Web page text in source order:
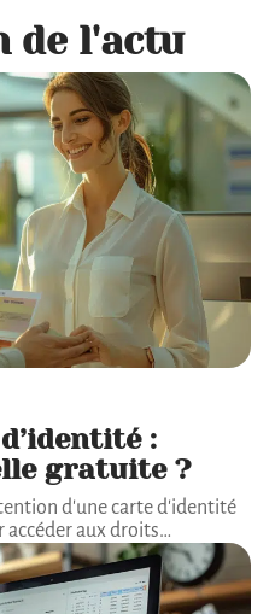
de l'actu
:
gratuite ?
d'une carte d'identité
accéder aux droits…